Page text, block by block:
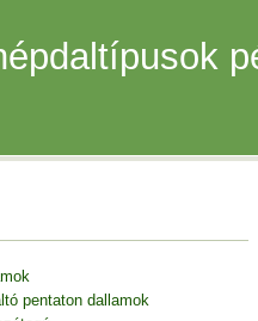
pentaton dallamok